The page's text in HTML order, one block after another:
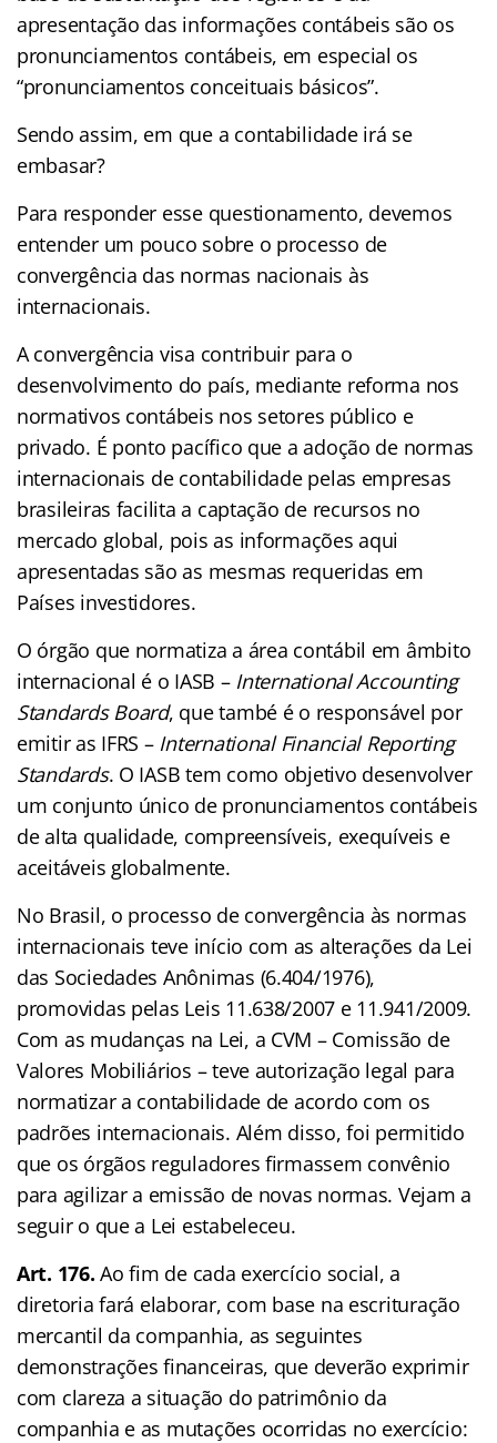
apresentação das informações contábeis são os
pronunciamentos contábeis, em especial os
“pronunciamentos conceituais básicos”.
Sendo assim, em que a contabilidade irá se
embasar?
Para responder esse questionamento, devemos
entender um pouco sobre o processo de
convergência das normas nacionais às
internacionais.
A convergência visa contribuir para o
desenvolvimento do país, mediante reforma nos
normativos contábeis nos setores público e
privado. É ponto pacífico que a adoção de normas
internacionais de contabilidade pelas empresas
brasileiras facilita a captação de recursos no
mercado global, pois as informações aqui
apresentadas são as mesmas requeridas em
Países investidores.
O órgão que normatiza a área contábil em âmbito
internacional é o IASB – International Accounting
Standards Board, que també é o responsável por
emitir as IFRS – International Financial Reporting
Standards. O IASB tem como objetivo desenvolver
um conjunto único de pronunciamentos contábeis
de alta qualidade, compreensíveis, exequíveis e
aceitáveis globalmente.
No Brasil, o processo de convergência às normas
internacionais teve início com as alterações da Lei
das Sociedades Anônimas (6.404/1976),
promovidas pelas Leis 11.638/2007 e 11.941/2009.
Com as mudanças na Lei, a CVM – Comissão de
Valores Mobiliários – teve autorização legal para
normatizar a contabilidade de acordo com os
padrões internacionais. Além disso, foi permitido
que os órgãos reguladores firmassem convênio
para agilizar a emissão de novas normas. Vejam a
seguir o que a Lei estabeleceu.
Art. 176. Ao fim de cada exercício social, a
diretoria fará elaborar, com base na escrituração
mercantil da companhia, as seguintes
demonstrações financeiras, que deverão exprimir
com clareza a situação do patrimônio da
companhia e as mutações ocorridas no exercício: